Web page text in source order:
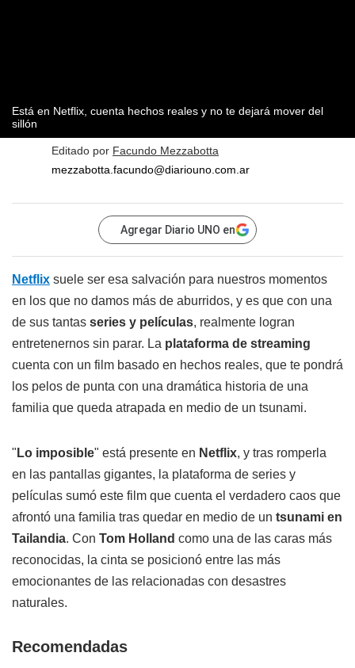
Está en Netflix, cuenta hechos reales y no te dejará mover del
sillón
Editado por Facundo Mezzabotta
mezzabotta.facundo@diariouno.com.ar
Agregar Diario UNO en
Netflix suele ser esa salvación para nuestros momentos
en los que no damos más de aburridos, y es que con una
de sus tantas series y películas, realmente logran
entretenernos sin parar. La plataforma de streaming
cuenta con un film basado en hechos reales, que te pondrá
los pelos de punta con una dramática historia de una
familia que queda atrapada en medio de un tsunami.
" Lo imposible" está presente en Netflix, y tras romperla
en las pantallas gigantes, la plataforma de series y
películas sumó este film que cuenta el verdadero caos que
afrontó una familia tras quedar en medio de un tsunami en
Tailandia. Con Tom Holland como una de las caras más
reconocidas, la cinta se posicionó entre las más
emocionantes de las relacionadas con desastres
naturales.
Recomendadas